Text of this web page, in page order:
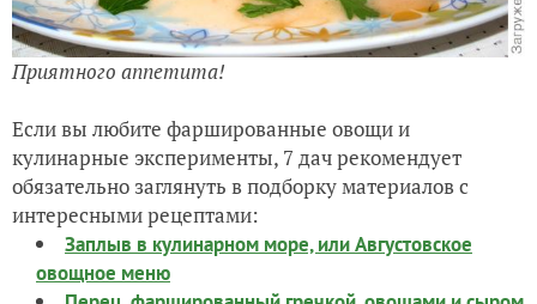
Приятного аппетита!
Если вы любите фаршированные овощи и
кулинарные эксперименты, 7 дач рекомендует
обязательно заглянуть в подборку материалов с
интересными рецептами:
Заплыв в кулинарном море, или Августовское
овощное меню